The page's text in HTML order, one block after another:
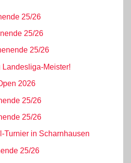
25/26
25/26
25/26
Landesliga-Meister!
2026
25/26
25/26
Turnier in Scharnhausen
25/26